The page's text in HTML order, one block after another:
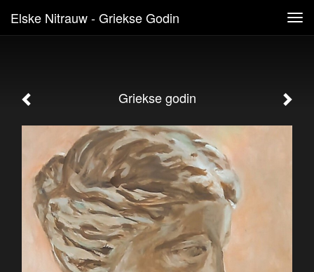
Elske Nitrauw - Griekse Godin
Griekse godin